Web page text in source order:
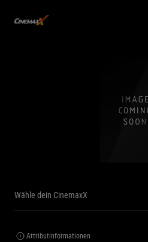
Wähle dein CinemaxX
Attributinformationen